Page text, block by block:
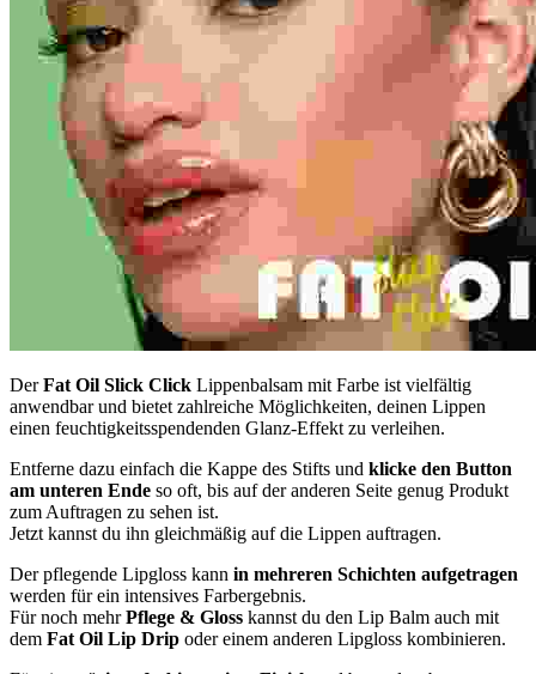
DerFat Oil Slick Click Lippenbalsam mit Farbe ist vielfältig
anwendbar und bietet zahlreiche Möglichkeiten, deinen Lippen
einen feuchtigkeitsspendenden Glanz-Effekt zu verleihen.
Entferne dazu einfach die Kappe des Stifts und klicke den Button
am unteren Ende so oft, bis auf der anderen Seite genug Produkt
zum Auftragen zu sehen ist.
Jetzt kannst du ihn gleichmäßig auf die Lippen auftragen.
Der pflegende Lipgloss kann in mehreren Schichten aufgetragen
werden für ein intensives Farbergebnis.
Für noch mehrPflege & Gloss kannst du den Lip Balm auch mit
dem Fat Oil Lip Drip oder einem anderen Lipgloss kombinieren.